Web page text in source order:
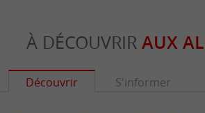
À DÉCOUVRIR AUX
Découvrir S'informer